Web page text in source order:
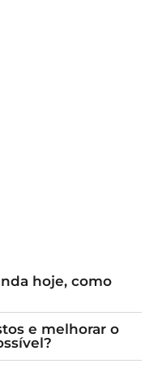
hoje, como
e melhorar o